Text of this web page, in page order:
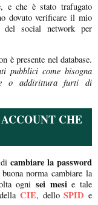
e che è stato trafugato
dovuto verificare il mio
del social network per
è presente nel database.
pubblici come bisogna
o addirittura furti di
CHE
dicambiare la password
norma cambiare la
ognisei mesie tale
CIE, delloSPID e